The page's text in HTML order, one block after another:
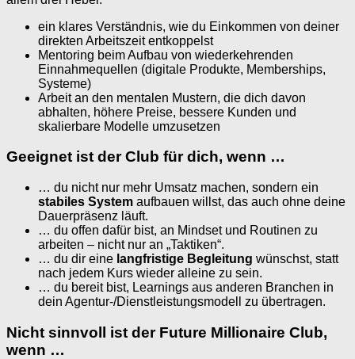
ein klares Verständnis, wie du Einkommen von deiner
direkten Arbeitszeit entkoppelst
Mentoring beim Aufbau von wiederkehrenden
Einnahmequellen (digitale Produkte, Memberships,
Systeme)
Arbeit an den mentalen Mustern, die dich davon
abhalten, höhere Preise, bessere Kunden und
skalierbare Modelle umzusetzen
Geeignet ist der Club für dich, wenn …
… du nicht nur mehr Umsatz machen, sondern ein
stabiles System aufbauen willst, das auch ohne deine
Dauerpräsenz läuft.
… du offen dafür bist, an Mindset und Routinen zu
arbeiten – nicht nur an „Taktiken“.
… du dir eine langfristige Begleitung wünschst, statt
nach jedem Kurs wieder alleine zu sein.
… du bereit bist, Learnings aus anderen Branchen in
dein Agentur-/Dienstleistungsmodell zu übertragen.
Nicht sinnvoll ist der Future Millionaire Club,
wenn …